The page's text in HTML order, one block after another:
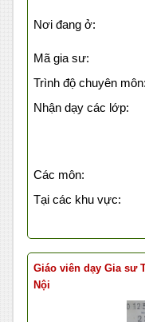
Nơi đang ở:
Mã gia sư:
Trình độ chuyên môn:
Nhận dạy các lớp:
Các môn:
Tại các khu vực:
Giáo viên dạy Gia sư
Nội